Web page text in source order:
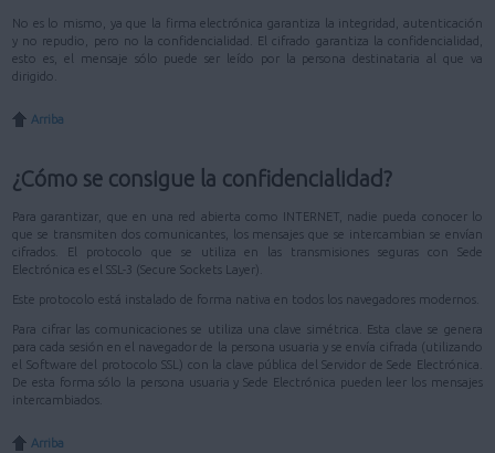
No es lo mismo, ya que la firma electrónica garantiza la integridad, autenticación
y no repudio, pero no la confidencialidad. El cifrado garantiza la confidencialidad,
esto es, el mensaje sólo puede ser leído por la persona destinataria al que va
dirigido.
Arriba
¿Cómo se consigue la confidencialidad?
Para garantizar, que en una red abierta como INTERNET, nadie pueda conocer lo
que se transmiten dos comunicantes, los mensajes que se intercambian se envían
cifrados. El protocolo que se utiliza en las transmisiones seguras con Sede
Electrónica es el SSL-3 (Secure Sockets Layer).
Este protocolo está instalado de forma nativa en todos los navegadores modernos.
Para cifrar las comunicaciones se utiliza una clave simétrica. Esta clave se genera
para cada sesión en el navegador de la persona usuaria y se envía cifrada (utilizando
el Software del protocolo SSL) con la clave pública del Servidor de Sede Electrónica.
De esta forma sólo la persona usuaria y Sede Electrónica pueden leer los mensajes
intercambiados.
Arriba